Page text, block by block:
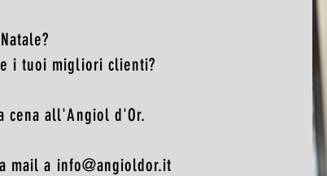
i tuoi migliori clienti?
cena all'Angiol d'Or.
mail a info@angioldor.it